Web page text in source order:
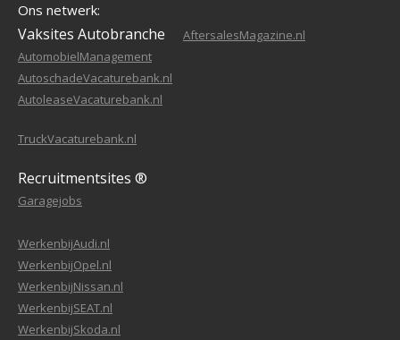
Ons netwerk:
Vaksites Autobranche
AftersalesMagazine.nl
AutomobielManagement
AutoschadeVacaturebank.nl
AutoleaseVacaturebank.nl
TruckVacaturebank.nl
Recruitmentsites ®
Garagejobs
WerkenbijAudi.nl
WerkenbijOpel.nl
WerkenbijNissan.nl
WerkenbijSEAT.nl
WerkenbijSkoda.nl